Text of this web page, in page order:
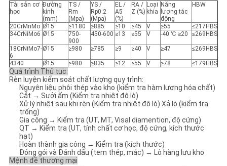
Tài sản cơ
học
Đường
kính
(mm)
TS /
Rm
(Mpa)
YS /
Rp0.2
(Mpa)
EL /
A5
(%)
RA /
Z (%)
Loại
khía
Năng
lượng tác
động
HBW
20CrMnMo Ø15 ≥1180 ≥885 ≥10 ≥45 V ≥55
≤217HBS
34CrNiMo6 Ø15
750-
900
450-600 ≥13 ≥55 V -40 ℃ ≥20 ≤269HBS
18CrNiMo7-
6
Ø15 ≥980 ≥785 ≥9 ≥40 V ≥47 ≤269HBS
4340 Ø15 ≥980 ≥835 ≥12 ≥55 V ≥78 ≤179HBS
Quá trình Thủ tục:
Rèn luyện kiểm soát chất lượng quy trình:
Nguyên liệu phôi thép vào kho (kiểm tra hàm lượng hóa chất)
Cắt → Sưởi ấm (Kiểm tra nhiệt độ lò)
Xử lý nhiệt sau khi rèn (Kiểm tra nhiệt độ lò) Xả lò (kiểm tra
trống)
Gia công → Kiểm tra (UT, MT, Visal diamention, độ cứng)
QT → Kiểm tra (UT, tính chất cơ học, độ cứng, kích thước
hạt)
Hoàn thành gia công → Kiểm tra (kích thước)
Đóng gói và Đánh dấu (tem thép, mác) → Lô hàng lưu kho
Mệnh đề thương mại